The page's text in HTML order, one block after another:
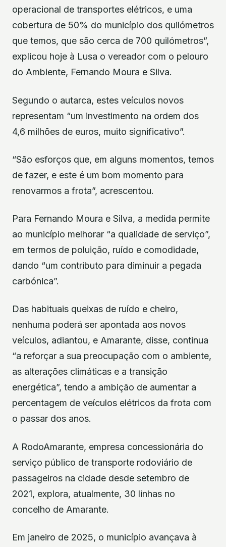
operacional de transportes elétricos, e uma
cobertura de 50% do município dos quilómetros
que temos, que são cerca de 700 quilómetros”,
explicou hoje à Lusa o vereador com o pelouro
do Ambiente, Fernando Moura e Silva.
Segundo o autarca, estes veículos novos
representam “um investimento na ordem dos
4,6 milhões de euros, muito significativo”.
“São esforços que, em alguns momentos, temos
de fazer, e este é um bom momento para
renovarmos a frota”, acrescentou.
Para Fernando Moura e Silva, a medida permite
ao município melhorar “a qualidade de serviço”,
em termos de poluição, ruído e comodidade,
dando “um contributo para diminuir a pegada
carbónica”.
Das habituais queixas de ruído e cheiro,
nenhuma poderá ser apontada aos novos
veículos, adiantou, e Amarante, disse, continua
“a reforçar a sua preocupação com o ambiente,
as alterações climáticas e a transição
energética”, tendo a ambição de aumentar a
percentagem de veículos elétricos da frota com
o passar dos anos.
A RodoAmarante, empresa concessionária do
serviço público de transporte rodoviário de
passageiros na cidade desde setembro de
2021, explora, atualmente, 30 linhas no
concelho de Amarante.
Em janeiro de 2025, o município avançava à